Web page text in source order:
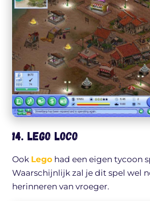
14. Lego Loco
Ook Lego had een eigen tycoon
Waarschijnlijk zal je dit spel wel
herinneren van vroeger.